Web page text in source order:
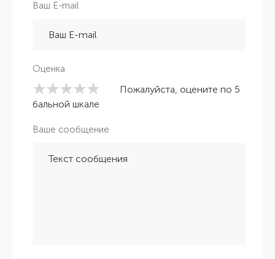
Ваш E-mail
Оценка
Пожалуйста, оцените по 5
бальной шкале
Ваше сообщение